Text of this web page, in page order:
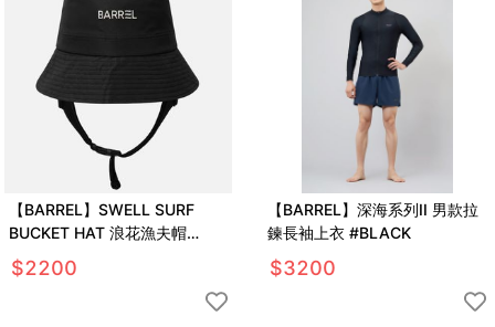
【BARREL】SWELL SURF
BUCKET HAT 浪花漁夫帽
#BLACK
$2200
【BARREL】深海系列II 男款拉
鍊長袖上衣 #BLACK
$3200